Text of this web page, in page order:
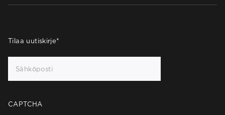
Tilaa uutiskirje*
CAPTCHA